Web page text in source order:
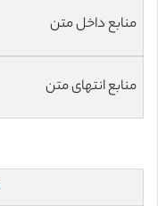
منابع داخل متن
منابع انتهای متن